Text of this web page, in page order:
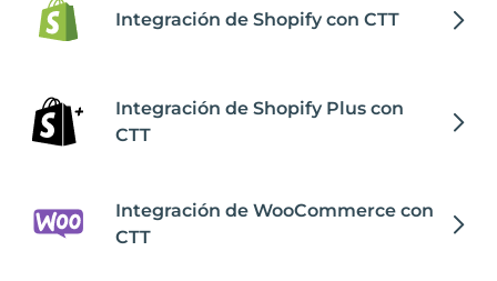
Integración de Shopify con CTT
Integración de Shopify Plus con
CTT
Integración de WooCommerce con
CTT